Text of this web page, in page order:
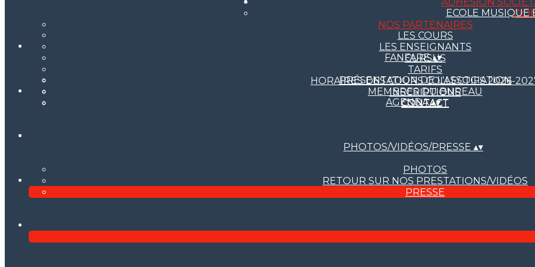
NOS PARTENAIRES
ECOLE MUSIQUE
LES COURS
LES ENSEIGNANTS
CURSUS
TARIFS
HORAIRES DES COURS COLLECTIFS 2026-
INSCRIPTIONS
CONTACT
FANFARE▴▾
PRÉSENTATION DE L'ASSOCIATION
MEMBRES DU BUREAU
CONTACT
AGENDA▴▾
PHOTOS/VIDÉOS/PRESSE ▴▾
PHOTOS
RETOUR SUR NOS PRESTATIONS/VIDÉOS
PRESSE